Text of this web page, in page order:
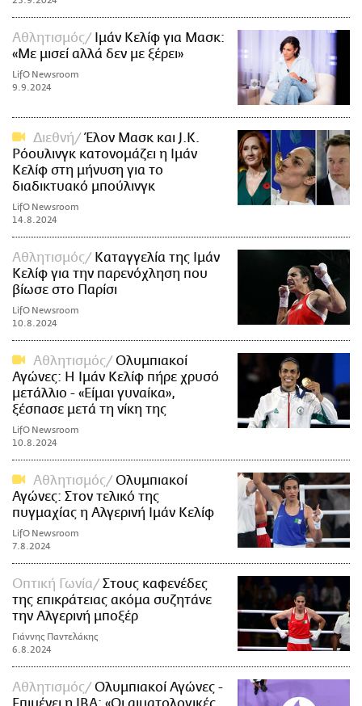
Αθλητισμός
Ιμάν Κελίφ για Μασκ:
«Με μισεί αλλά δεν με ξέρει»
LifO Newsroom
9.9.2024
Διεθνή
Έλον Μασκ και J.K.
Ρόουλινγκ κατονομάζει η Ιμάν
Κελίφ στη μήνυση για το
διαδικτυακό μπούλινγκ
LifO Newsroom
14.8.2024
Αθλητισμός
Καταγγελία της Ιμάν
Κελίφ για την παρενόχληση που
βίωσε στο Παρίσι
LifO Newsroom
10.8.2024
Αθλητισμός
Ολυμπιακοί
Αγώνες: Η Ιμάν Κελίφ πήρε χρυσό
μετάλλιο - «Είμαι γυναίκα»,
ξέσπασε μετά τη νίκη της
LifO Newsroom
10.8.2024
Αθλητισμός
Ολυμπιακοί
Αγώνες: Στον τελικό της
πυγμαχίας η Αλγερινή Ιμάν Κελίφ
LifO Newsroom
7.8.2024
Οπτική Γωνία
Στους καφενέδες
της επικράτειας ακόμα συζητάνε
την Αλγερινή μποξέρ
Γιάννης Παντελάκης
6.8.2024
Αθλητισμός
Ολυμπιακοί Αγώνες -